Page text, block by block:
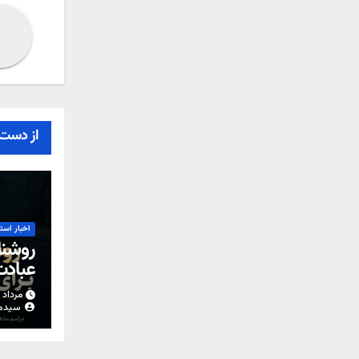
از
اخبار
مرداد ۱۵, ۱۴۰۵